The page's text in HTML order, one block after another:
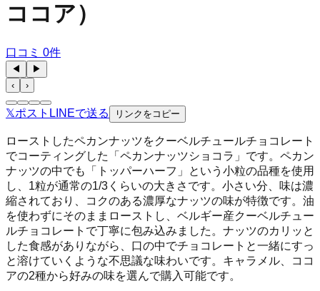
ココア）
口コミ 0件
◀
▶
‹
›
𝕏ポスト LINEで送る リンクをコピー
ローストしたペカンナッツをクーベルチュールチョコレート
でコーティングした「ペカンナッツショコラ」です。ペカン
ナッツの中でも「トッパーハーフ」という小粒の品種を使用
し、1粒が通常の1/3くらいの大きさです。小さい分、味は濃
縮されており、コクのある濃厚なナッツの味が特徴です。油
を使わずにそのままローストし、ベルギー産クーベルチュー
ルチョコレートで丁寧に包み込みました。ナッツのカリッと
した食感がありながら、口の中でチョコレートと一緒にすっ
と溶けていくような不思議な味わいです。キャラメル、ココ
アの2種から好みの味を選んで購入可能です。